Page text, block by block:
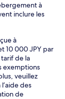
à
inclure les
à
10 000 JPY par
de la
exemptions
veuillez
des
de